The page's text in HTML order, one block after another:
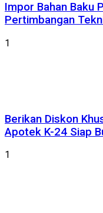
Impor Bahan Baku
Pertimbangan
1
Berikan Diskon
Apotek K-24 Siap
1